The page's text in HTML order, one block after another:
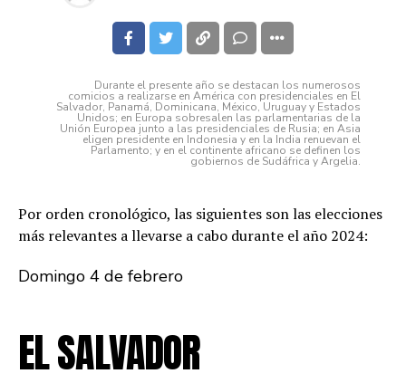
Durante el presente año se destacan los numerosos
comicios a realizarse en América con presidenciales en El
Salvador, Panamá, Dominicana, México, Uruguay y Estados
Unidos; en Europa sobresalen las parlamentarias de la
Unión Europea junto a las presidenciales de Rusia; en Asia
eligen presidente en Indonesia y en la India renuevan el
Parlamento; y en el continente africano se definen los
gobiernos de Sudáfrica y Argelia.
Por orden cronológico, las siguientes son las elecciones
más relevantes a llevarse a cabo durante el año 2024:
Domingo 4 de febrero
EL SALVADOR